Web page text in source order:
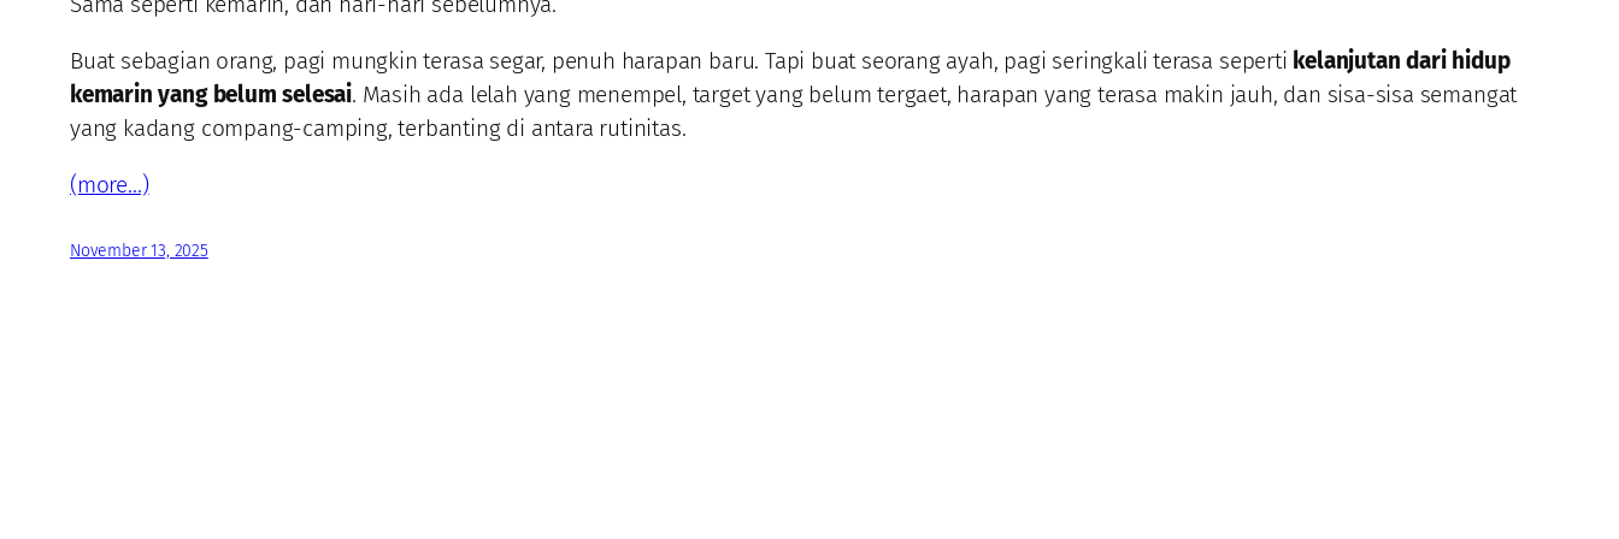
Buat sebagian orang, pagi mungkin terasa segar, penuh harapan baru. Tapi buat seorang ayah, pagi seringkali terasa seperti kelanjutan dari hidup
kemarin yang belum selesai. Masih ada lelah yang menempel, target yang belum tergaet, harapan yang terasa makin jauh, dan sisa-sisa semangat
yang kadang compang-camping, terbanting di antara rutinitas.
(more…)
November 13, 2025